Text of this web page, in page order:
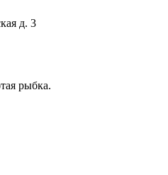
д. 3
рыбка.